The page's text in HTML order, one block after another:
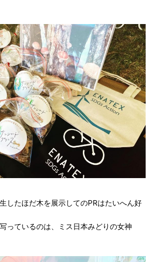
したほだ木を展示してのPRはたいへん好
っているのは、ミス日本みどりの女神